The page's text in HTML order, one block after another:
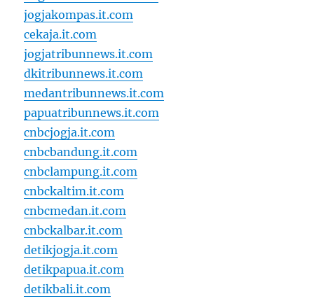
jogjakompas.it.com
cekaja.it.com
jogjatribunnews.it.com
dkitribunnews.it.com
medantribunnews.it.com
papuatribunnews.it.com
cnbcjogja.it.com
cnbcbandung.it.com
cnbclampung.it.com
cnbckaltim.it.com
cnbcmedan.it.com
cnbckalbar.it.com
detikjogja.it.com
detikpapua.it.com
detikbali.it.com